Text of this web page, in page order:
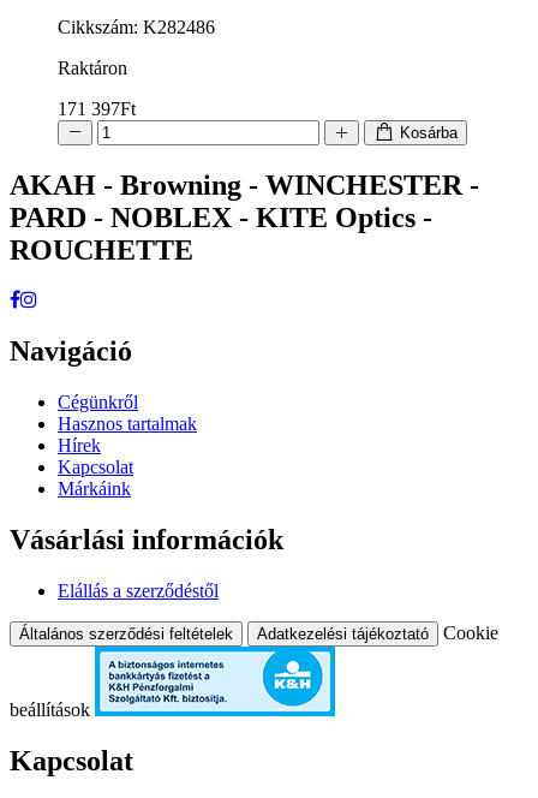
Cikkszám: K282486
Raktáron
171 397Ft
Kosárba
AKAH - Browning - WINCHESTER -
PARD - NOBLEX - KITE Optics -
ROUCHETTE
Navigáció
Cégünkről
Hasznos tartalmak
Hírek
Kapcsolat
Márkáink
Vásárlási információk
Elállás a szerződéstől
Általános szerződési feltételek Adatkezelési tájékoztató Cookie
beállítások
Kapcsolat